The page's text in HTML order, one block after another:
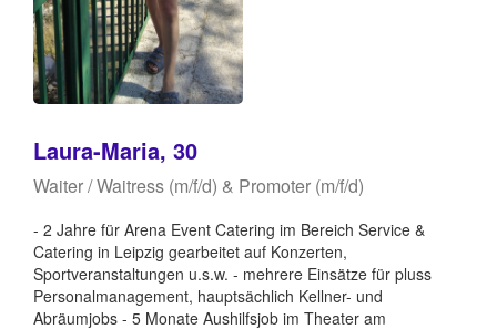
Laura-Maria, 30
Waiter / Waitress (m/f/d) & Promoter (m/f/d)
- 2 Jahre für Arena Event Catering im Bereich Service &
Catering in Leipzig gearbeitet auf Konzerten,
Sportveranstaltungen u.s.w. - mehrere Einsätze für pluss
Personalmanagement, hauptsächlich Kellner- und
Abräumjobs - 5 Monate Aushilfsjob im Theater am